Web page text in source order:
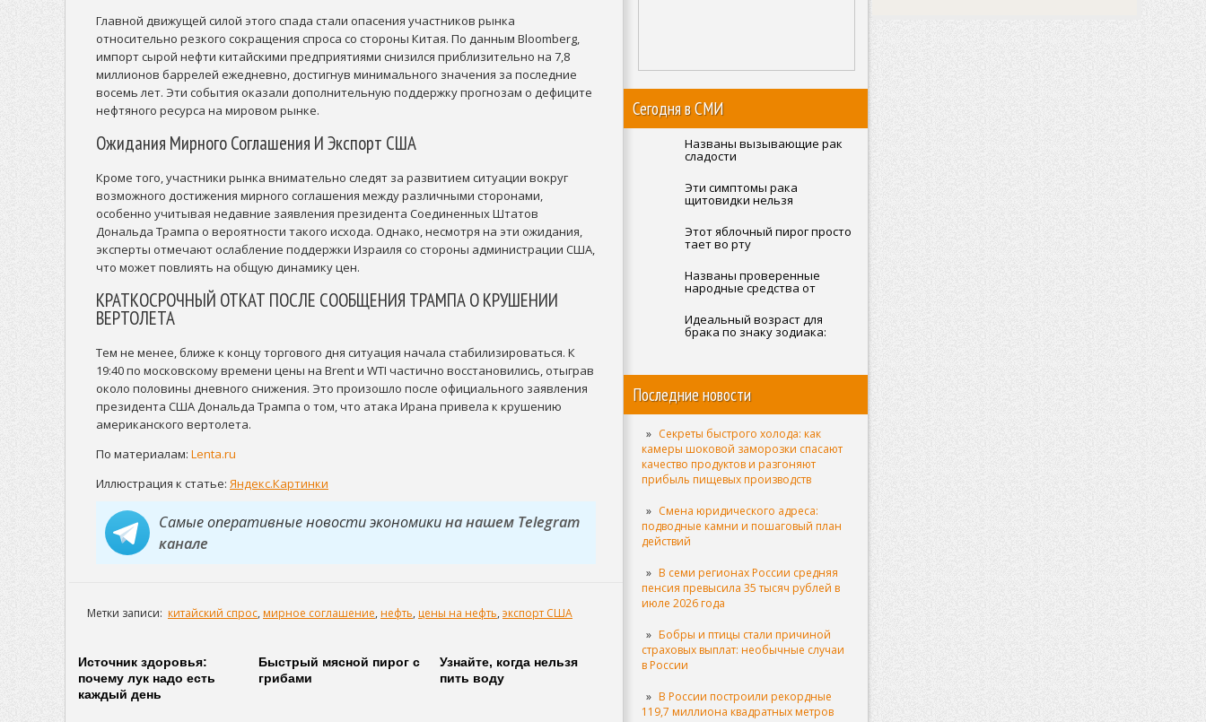
Сегодня в СМИ
Названы вызывающие рак
сладости
Эти симптомы рака
щитовидки нельзя
игнорировать
Этот яблочный пирог просто
тает во рту
Названы проверенные
народные средства от
отеков под глазами
Идеальный возраст для
брака по знаку зодиака:
мнение астрологов
Последние новости
Секреты быстрого холода: как
камеры шоковой заморозки спасают
качество продуктов и разгоняют
прибыль пищевых производств
Смена юридического адреса:
подводные камни и пошаговый план
действий
В семи регионах России средняя
пенсия превысила 35 тысяч рублей в
июле 2026 года
Бобры и птицы стали причиной
страховых выплат: необычные случаи
в России
В России построили рекордные
119,7 миллиона квадратных метров
Главной движущей силой этого спада стали опасения участников рынка
относительно резкого сокращения спроса со стороны Китая. По данным Bloomberg,
импорт сырой нефти китайскими предприятиями снизился приблизительно на 7,8
миллионов баррелей ежедневно, достигнув минимального значения за последние
восемь лет. Эти события оказали дополнительную поддержку прогнозам о дефиците
нефтяного ресурса на мировом рынке.
Ожидания Мирного Соглашения И Экспорт США
Кроме того, участники рынка внимательно следят за развитием ситуации вокруг
возможного достижения мирного соглашения между различными сторонами,
особенно учитывая недавние заявления президента Соединенных Штатов
Дональда Трампа о вероятности такого исхода. Однако, несмотря на эти ожидания,
эксперты отмечают ослабление поддержки Израиля со стороны администрации США,
что может повлиять на общую динамику цен.
КРАТКОСРОЧНЫЙ ОТКАТ ПОСЛЕ СООБЩЕНИЯ ТРАМПА О КРУШЕНИИ
ВЕРТОЛЕТА
Тем не менее, ближе к концу торгового дня ситуация начала стабилизироваться. К
19:40 по московскому времени цены на Brent и WTI частично восстановились, отыграв
около половины дневного снижения. Это произошло после официального заявления
президента США Дональда Трампа о том, что атака Ирана привела к крушению
американского вертолета.
По материалам: Lenta.ru
Иллюстрация к статье: Яндекс.Картинки
Самые оперативные новости экономикина нашем Telegram
канале
Метки записи: китайский спрос, мирное соглашение, нефть, цены на нефть, экспорт США
Источник здоровья:
почему лук надо есть
каждый день
Быстрый мясной пирог с
грибами
Узнайте, когда нельзя
пить воду